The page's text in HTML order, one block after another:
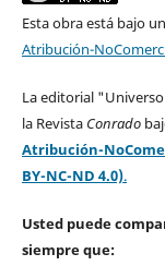
Esta obra está bajo
Atribución-
La editorial
la Revista Conrado
Atribución-
BY-NC-ND 4.0).
Usted puede
siempre que: